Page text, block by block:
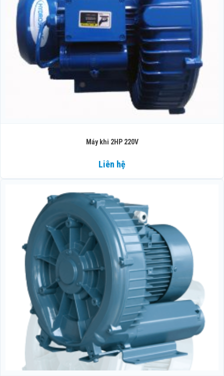
Máy khi 2HP 220V
Liên hệ